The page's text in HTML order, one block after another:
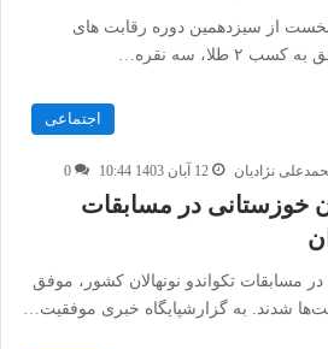
نخست از سیزدهمین دوره رقابت های
طلا، سه نقره…
اجتماعی
نژادیان 12 آبان 1403 10:44 0
خوزستانی در مسابقات
مسابقات تکواندو نونهالان کشور، موفق
شدند. به گزارشپایگاه خبری موفقیت…